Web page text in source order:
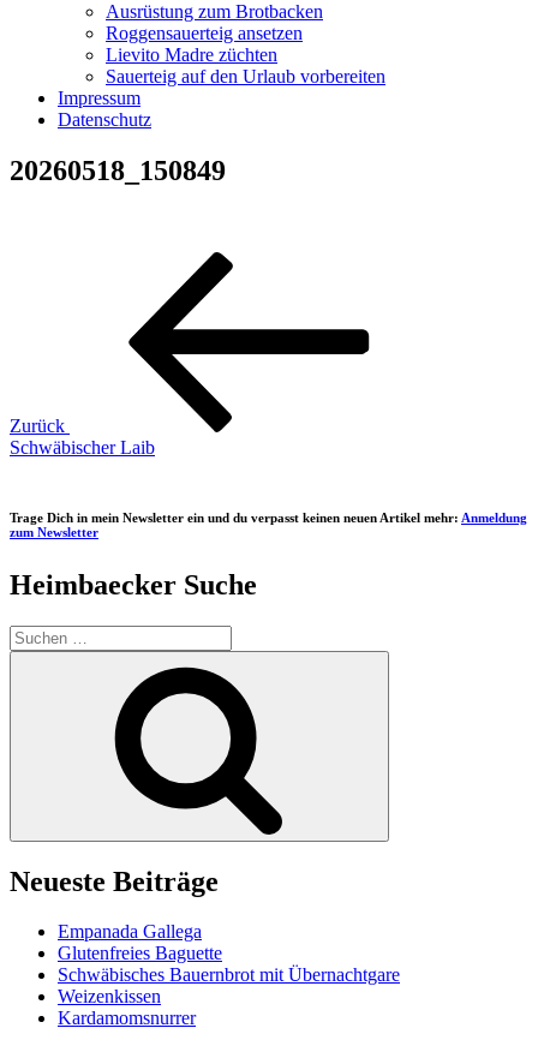
Ausrüstung zum Brotbacken
Roggensauerteig ansetzen
Lievito Madre züchten
Sauerteig auf den Urlaub vorbereiten
Impressum
Datenschutz
20260518_150849
Beitragsnavigation
Zurück
Schwäbischer Laib
Trage Dich in mein Newsletter ein und du verpasst keinen neuen Artikel mehr: Anmeldung
zum Newsletter
Heimbaecker Suche
Suchen
nach:
Neueste Beiträge
Empanada Gallega
Glutenfreies Baguette
Schwäbisches Bauernbrot mit Übernachtgare
Weizenkissen
Kardamomsnurrer